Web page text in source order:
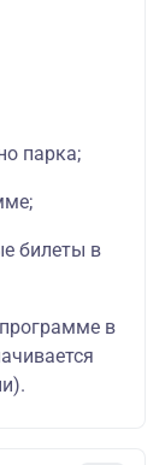
парка;
билеты в
в